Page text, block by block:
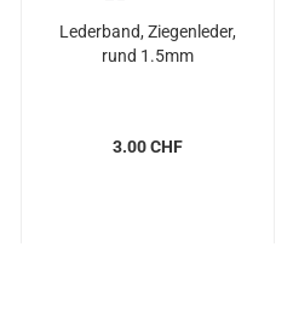
Lederband, Ziegenleder,
rund 1.5mm
3.00 CHF